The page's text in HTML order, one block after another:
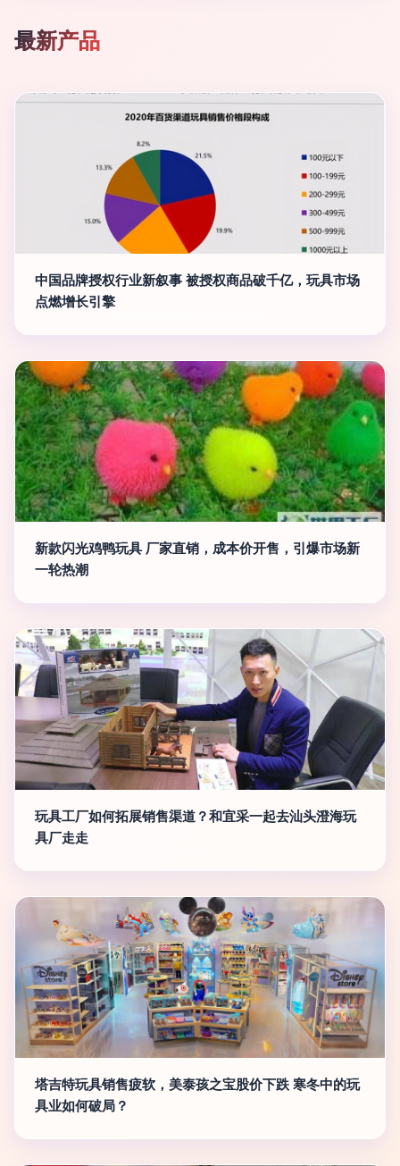
最新产品
中国品牌授权行业新叙事 被授权商品破千亿，玩具市场
点燃增长引擎
新款闪光鸡鸭玩具 厂家直销，成本价开售，引爆市场新
一轮热潮
玩具工厂如何拓展销售渠道？和宜采一起去汕头澄海玩
具厂走走
塔吉特玩具销售疲软，美泰孩之宝股价下跌 寒冬中的玩
具业如何破局？